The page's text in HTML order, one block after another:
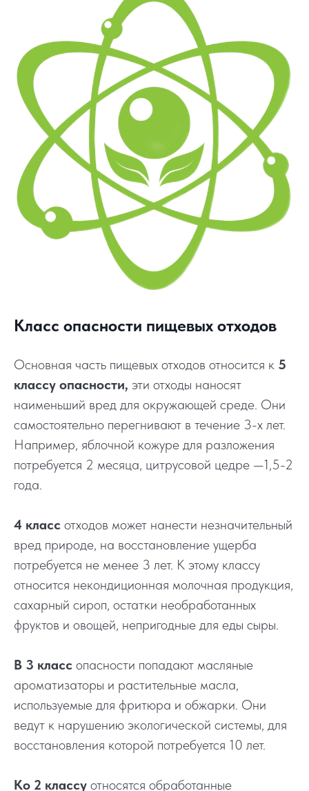
Класс опасности пищевых отходов
Основная часть пищевых отходов относится к 5
классу опасности, эти отходы наносят
наименьший вред для окружающей среде. Они
самостоятельно перегнивают в течение 3-х лет.
Например, яблочной кожуре для разложения
потребуется 2 месяца, цитрусовой цедре —1,5-2
года.
4 класс отходов может нанести незначительный
вред природе, на восстановление ущерба
потребуется не менее 3 лет. К этому классу
относится некондиционная молочная продукция,
сахарный сироп, остатки необработанных
фруктов и овощей, непригодные для еды сыры.
В 3 класс опасности попадают масляные
ароматизаторы и растительные масла,
используемые для фритюра и обжарки. Они
ведут к нарушению экологической системы, для
восстановления которой потребуется 10 лет.
Ко 2 классу относятся обработанные